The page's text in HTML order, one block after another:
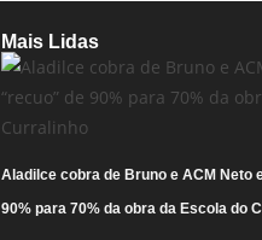
Mais Lidas
Aladilce cobra de Bruno e ACM Neto
90% para 70% da obra da Escola do